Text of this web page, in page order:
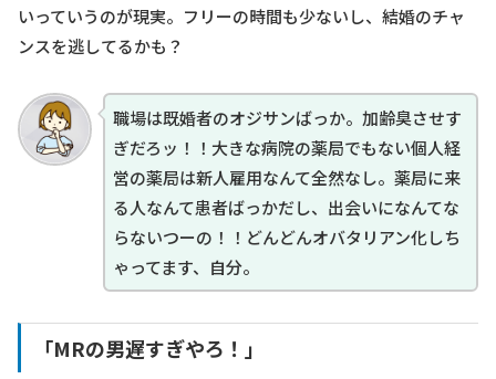
いっていうのが現実。フリーの時間も少ないし、結婚のチャ
ンスを逃してるかも？
職場は既婚者のオジサンばっか。加齢臭させす
ぎだろッ！！大きな病院の薬局でもない個人経
営の薬局は新人雇用なんて全然なし。薬局に来
る人なんて患者ばっかだし、出会いになんてな
らないつーの！！どんどんオバタリアン化しち
ゃってます、自分。
「MRの男遅すぎやろ！」